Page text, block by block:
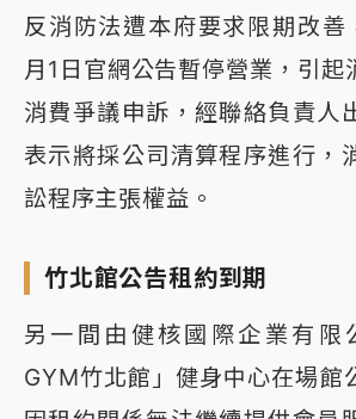
反消防法遭本府要求限期改善
月1日官網公告暫停營業，引起
消費爭議申訴，經聯絡負責人
表示將採公司清算程序進行，
訟程序主張權益。
竹北館公告租約到期
另一間由健核國際企業有限
GYM竹北館」健身中心在場館